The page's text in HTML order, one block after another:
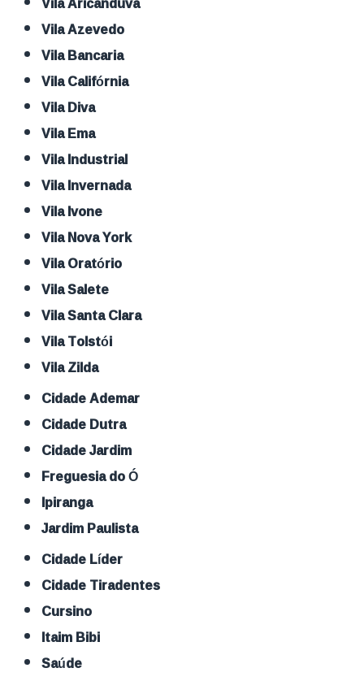
Vila Azevedo
Vila Bancaria
Vila Califórnia
Vila Diva
Vila Ema
Vila Industrial
Vila Invernada
Vila Ivone
Vila Nova York
Vila Oratório
Vila Salete
Vila Santa Clara
Vila Tolstói
Vila Zilda
Cidade Ademar
Cidade Dutra
Cidade Jardim
Freguesia do Ó
Ipiranga
Jardim Paulista
Cidade Líder
Cidade Tiradentes
Cursino
Itaim Bibi
Saúde